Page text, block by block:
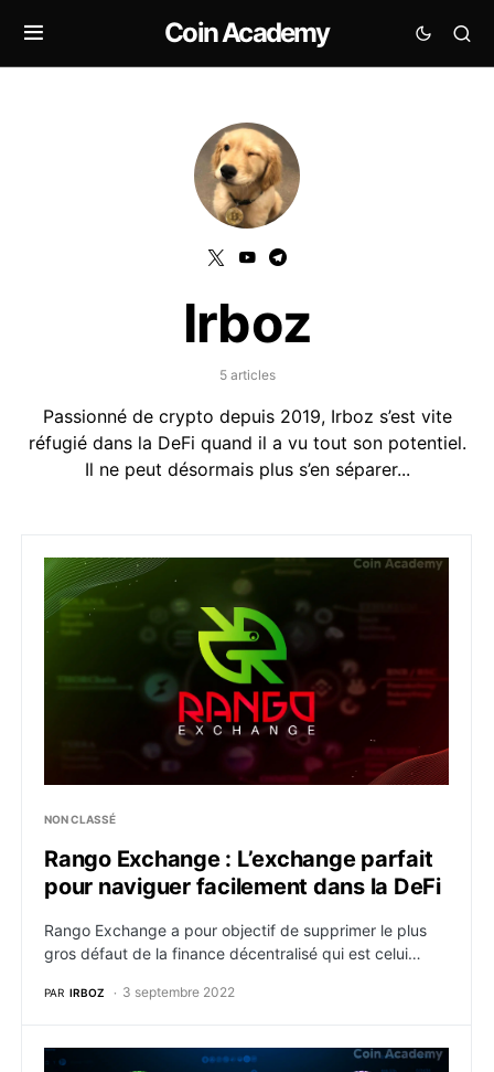
Coin Academy
Irboz
5 articles
Passionné de crypto depuis 2019, Irboz s’est vite
réfugié dans la DeFi quand il a vu tout son potentiel.
Il ne peut désormais plus s’en séparer...
Rango Exchange : L’exchange parfait pour naviguer
NON CLASSÉ
Rango Exchange : L’exchange parfait
pour naviguer facilement dans la DeFi
Rango Exchange a pour objectif de supprimer le plus
gros défaut de la finance décentralisé qui est celui…
PAR IRBOZ 3 septembre 2022
Qu’est-ce que la finance décentralisée (DeFi) ?